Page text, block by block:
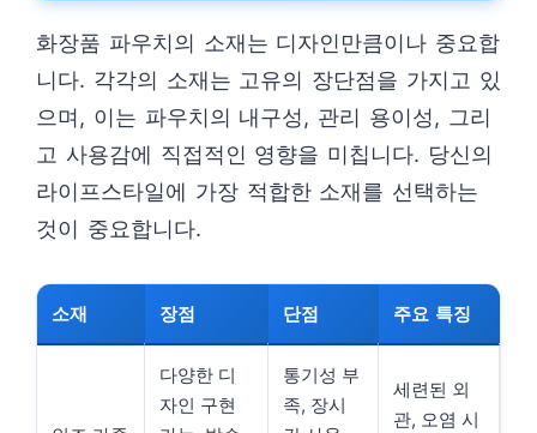
화장품 파우치의 소재는 디자인만큼이나 중요합
니다. 각각의 소재는 고유의 장단점을 가지고 있
으며, 이는 파우치의 내구성, 관리 용이성, 그리
고 사용감에 직접적인 영향을 미칩니다. 당신의
라이프스타일에 가장 적합한 소재를 선택하는
것이 중요합니다.
소재 장점 단점 주요 특징
다양한 디
자인 구현
통기성 부
족, 장시
세련된 외
관, 오염 시